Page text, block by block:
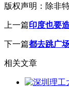
版权声明： 除非
上一篇印度也要
下一篇都去跳广
相关文章